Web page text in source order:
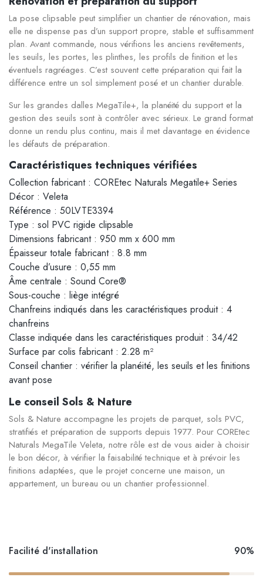
La pose clipsable peut simplifier un chantier de rénovation, mais
elle ne dispense pas d’un support propre, stable et suffisamment
plan. Avant commande, nous vérifions les anciens revêtements,
les seuils, les portes, les plinthes, les profils de finition et les
éventuels ragréages. C’est souvent cette préparation qui fait la
différence entre un sol simplement posé et un chantier durable.
Sur les grandes dalles MegaTile+, la planéité du support et la
gestion des seuils sont à contrôler avec sérieux. Le grand format
donne un rendu plus continu, mais il met davantage en évidence
les défauts de préparation.
Caractéristiques techniques vérifiées
Collection fabricant : COREtec Naturals Megatile+ Series
Décor : Veleta
Référence : 50LVTE3394
Type : sol PVC rigide clipsable
Dimensions fabricant : 950 mm x 600 mm
Épaisseur totale fabricant : 8.8 mm
Couche d’usure : 0,55 mm
Âme centrale : Sound Core®
Sous-couche : liège intégré
Chanfreins indiqués dans les caractéristiques produit : 4
chanfreins
Classe indiquée dans les caractéristiques produit : 34/42
Surface par colis fabricant : 2.28 m²
Conseil chantier : vérifier la planéité, les seuils et les finitions
avant pose
Le conseil Sols & Nature
Sols & Nature accompagne les projets de parquet, sols PVC,
stratifiés et préparation de supports depuis 1977. Pour COREtec
Naturals MegaTile Veleta, notre rôle est de vous aider à choisir
le bon décor, à vérifier la faisabilité technique et à prévoir les
finitions adaptées, que le projet concerne une maison, un
appartement, un bureau ou un chantier professionnel.
Facilité d'installation 90%